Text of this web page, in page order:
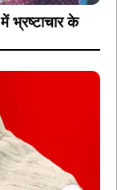
भ्रष्टाचार के